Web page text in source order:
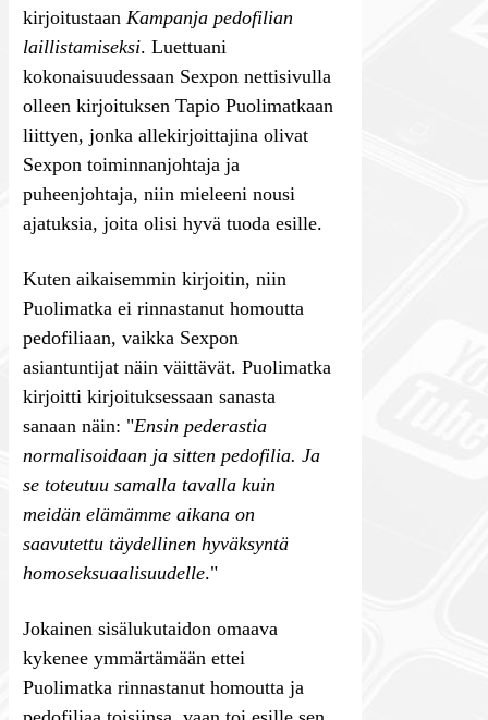
kirjoitustaanKampanja pedofilian
laillistamiseksi. Luettuani
kokonaisuudessaan Sexpon nettisivulla
olleen kirjoituksen Tapio Puolimatkaan
liittyen, jonka allekirjoittajina olivat
Sexpon toiminnanjohtaja ja
puheenjohtaja, niin mieleeni nousi
ajatuksia, joita olisi hyvä tuoda esille.
Kuten aikaisemmin kirjoitin, niin
Puolimatka ei rinnastanut homoutta
pedofiliaan, vaikka Sexpon
asiantuntijat näin väittävät. Puolimatka
kirjoitti kirjoituksessaan sanasta
sanaan näin: "Ensin pederastia
normalisoidaan ja sitten pedofilia. Ja
se toteutuu samalla tavalla kuin
meidän elämämme aikana on
saavutettu täydellinen hyväksyntä
homoseksuaalisuudelle."
Jokainen sisälukutaidon omaava
kykenee ymmärtämään ettei
Puolimatka rinnastanut homoutta ja